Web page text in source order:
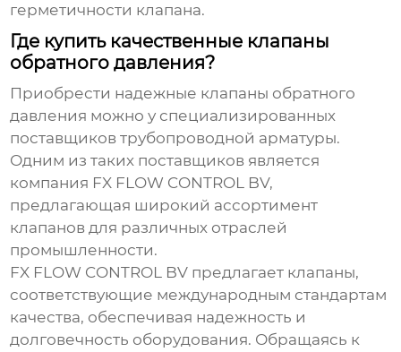
герметичности клапана.
Где купить качественные клапаны
обратного давления?
Приобрести надежные клапаны обратного
давления можно у специализированных
поставщиков трубопроводной арматуры.
Одним из таких поставщиков является
компания FX FLOW CONTROL BV,
предлагающая широкий ассортимент
клапанов для различных отраслей
промышленности.
FX FLOW CONTROL BV предлагает клапаны,
соответствующие международным стандартам
качества, обеспечивая надежность и
долговечность оборудования. Обращаясь к